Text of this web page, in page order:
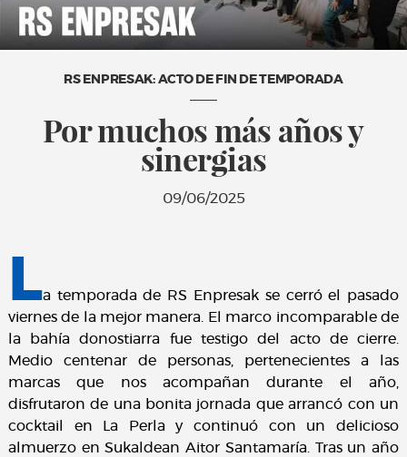
RS ENPRESAK: ACTO DE FIN DE TEMPORADA
Por muchos más años y
sinergias
09/06/2025
La temporada de RS Enpresak se cerró el pasado
viernes de la mejor manera. El marco incomparable de
la bahía donostiarra fue testigo del acto de cierre.
Medio centenar de personas, pertenecientes a las
marcas que nos acompañan durante el año,
disfrutaron de una bonita jornada que arrancó con un
cocktail en La Perla y continuó con un delicioso
almuerzo en Sukaldean Aitor Santamaría. Tras un año